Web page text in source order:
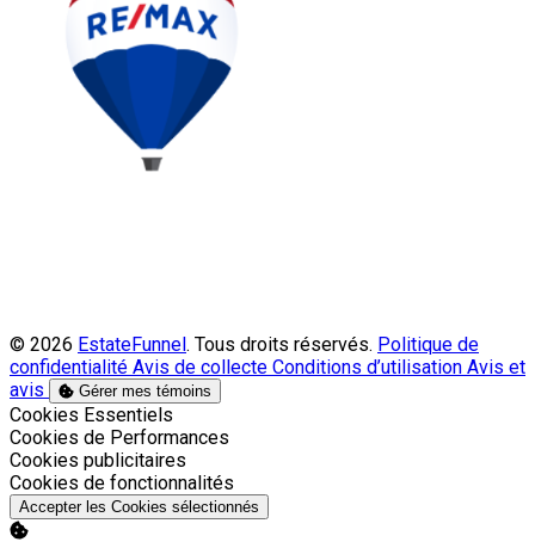
© 2026 EstateFunnel . Tous droits réservés. Politique de
confidentialité Avis de collecte Conditions d’utilisation Avis et
avis
Gérer mes témoins
Activer
Cookies Essentiels
Activer
Cookies de Performances
Activer
Cookies publicitaires
Activer
Cookies de fonctionnalités
Accepter les Cookies sélectionnés